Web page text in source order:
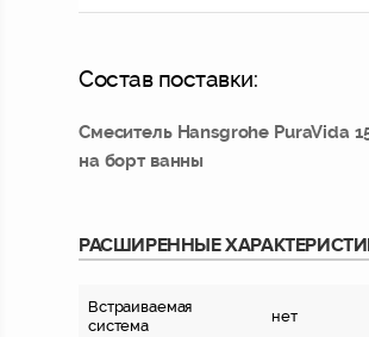
Состав поставки:
Смеситель Hansgrohe PuraVida
на борт ванны
РАСШИРЕННЫЕ
Встраиваемая
система
нет